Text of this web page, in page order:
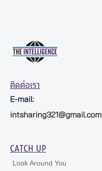
ติดต่อเรา
E-mail:
intsharing321@gmail.com
CATCH UP
Look Around You